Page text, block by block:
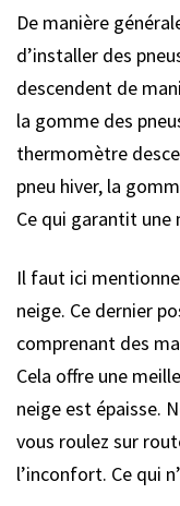
De manière
d’installer des
descendent de
la gomme des
thermomètre
pneu hiver, la
Ce qui garantit une
Il faut ici
neige. Ce dernier
comprenant des
Cela offre une
neige est épaisse.
vous roulez sur
l’inconfort. Ce qui